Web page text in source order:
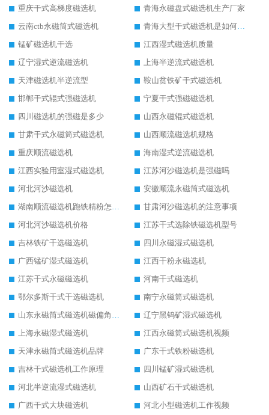
重庆干式高梯度磁选机
青海永磁盘式磁选机生产厂家
云南ctb永磁筒式磁选机
青海大型干式磁选机是如何选矿的
锰矿磁选机干选
江西湿式磁选机质量
辽宁湿式逆流磁选机
上海半逆流式磁选机
天津磁选机半逆流型
鞍山贫铁矿干式磁选机
邯郸干式辊式强磁选机
宁夏干式强磁磁选机
四川磁选机的强磁是多少
山西永磁辊式磁选机
甘肃干式永磁筒式磁选机
山西顺流磁选机规格
重庆顺流磁选机
海南湿式逆流磁选机
江西实验用室湿式磁选机
江苏河沙磁选机是强磁吗
河北河沙磁选机
安徽顺流永磁筒式磁选机
湖南顺流磁选机跑铁精粉怎么处理
甘肃河沙磁选机的注意事项
河北河沙磁选机价格
江苏干式选除铁磁选机型号
吉林铁矿干选磁选机
四川永磁湿式磁选机
广西锰矿湿式磁选机
江西干粉永磁选机
江苏干式永磁磁选机
河南干式磁选机
鄂尔多斯干式干选磁选机
南宁永磁筒式磁选机
山东永磁筒式磁选机磁偏角怎么调整
辽宁黑钨矿湿式磁选机
上海永磁湿式磁选机
江西永磁筒式磁选机视频
天津永磁筒式磁选机品牌
广东干式铁粉磁选机
吉林干式磁选机工作原理
四川锰矿湿式磁选机
河北半逆流湿式磁选机
山西矿石干式磁选机
广西干式大块磁选机
河北小型磁选机工作视频